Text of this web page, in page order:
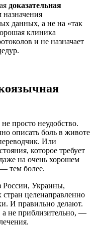
доказательная
данных, а не на «так
клиника
и не назначает
просто неудобство.
описать боль в животе
Или
которое требует
на очень хорошем
тем более.
России, Украины,
стран целенаправленно
И правильно делают.
а не приблизительно, —